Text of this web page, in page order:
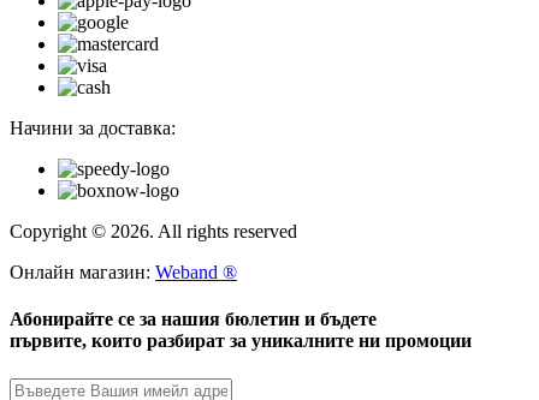
Начини за доставка:
Copyright © 2026. All rights reserved
Онлайн магазин: Weband ®
Абонирайте се за нашия бюлетин и бъдете
първите, които разбират за уникалните ни промоции